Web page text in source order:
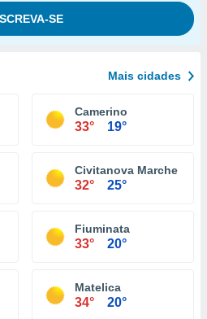
Mais cidades
Camerino
33° 19°
Civitanova Marche
32° 25°
Fiuminata
33° 20°
Matelica
34° 20°